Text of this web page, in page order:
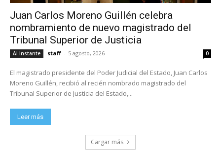
Juan Carlos Moreno Guillén celebra
nombramiento de nuevo magistrado del
Tribunal Superior de Justicia
Al Instante staff - 5 agosto, 2026 0
El magistrado presidente del Poder Judicial del Estado, Juan Carlos
Moreno Guillén, recibió al recién nombrado magistrado del
Tribunal Superior de Justicia del Estado,...
Leer más
Cargar más